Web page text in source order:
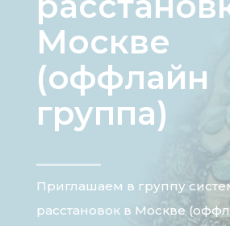
Москве
(оффлайн
группа)
Приглашаем в группу
расстановок в Москве